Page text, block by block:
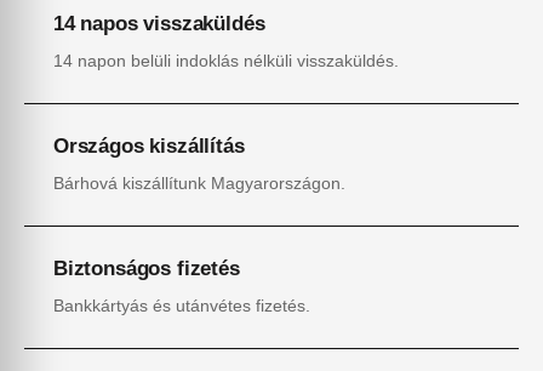
14 napos visszaküldés
14 napon belüli indoklás nélküli visszaküldés.
Országos kiszállítás
Bárhová kiszállítunk Magyarországon.
Biztonságos fizetés
Bankkártyás és utánvétes fizetés.